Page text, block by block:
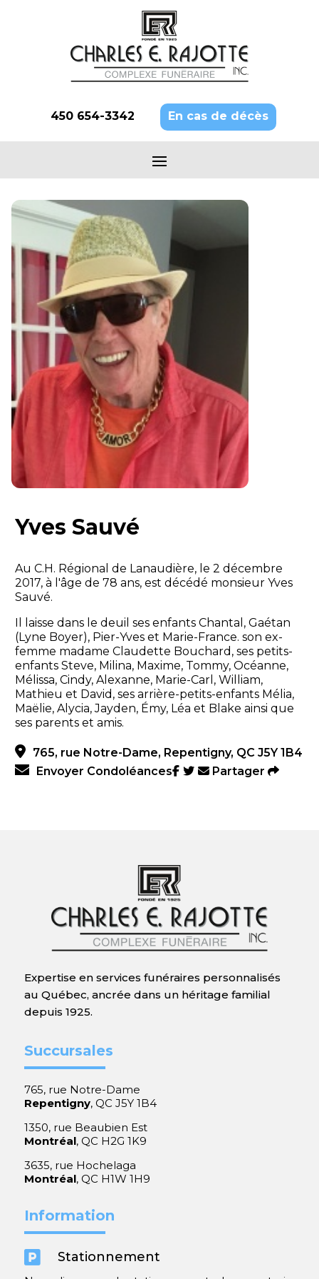
450 654-3342 En cas de décès
Yves Sauvé
Au C.H. Régional de Lanaudière, le 2 décembre
2017, à l'âge de 78 ans, est décédé monsieur Yves
Sauvé.
Il laisse dans le deuil ses enfants Chantal, Gaétan
(Lyne Boyer), Pier-Yves et Marie-France. son ex-
femme madame Claudette Bouchard, ses petits-
enfants Steve, Milina, Maxime, Tommy, Océanne,
Mélissa, Cindy, Alexanne, Marie-Carl, William,
Mathieu et David, ses arrière-petits-enfants Mélia,
Maëlie, Alycia, Jayden, Émy, Léa et Blake ainsi que
ses parents et amis.
765, rue Notre-Dame, Repentigny, QC J5Y 1B4
Envoyer Condoléances
Partager
Expertise en services funéraires personnalisés
au Québec, ancrée dans un héritage familial
depuis 1925.
Succursales
765, rue Notre-Dame
Repentigny, QC J5Y 1B4
1350, rue Beaubien Est
Montréal, QC H2G 1K9
3635, rue Hochelaga
Montréal, QC H1W 1H9
Information
 Stationnement